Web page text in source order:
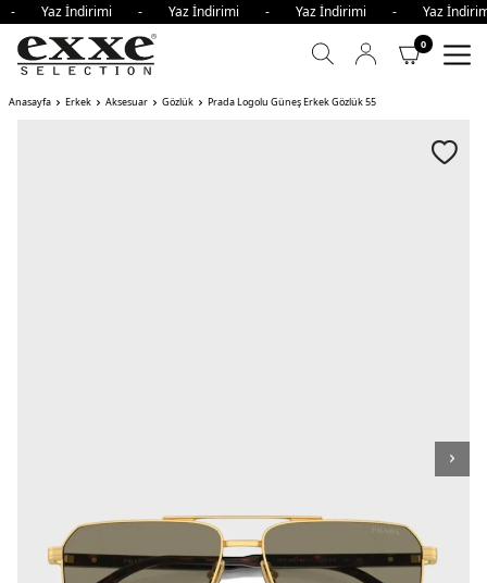
- Yaz İndirimi - Yaz İndirimi - Yaz İndirimi - Yaz
0
Anasayfa Erkek Aksesuar Gözlük Prada Logolu Güneş Erkek Gözlük 55